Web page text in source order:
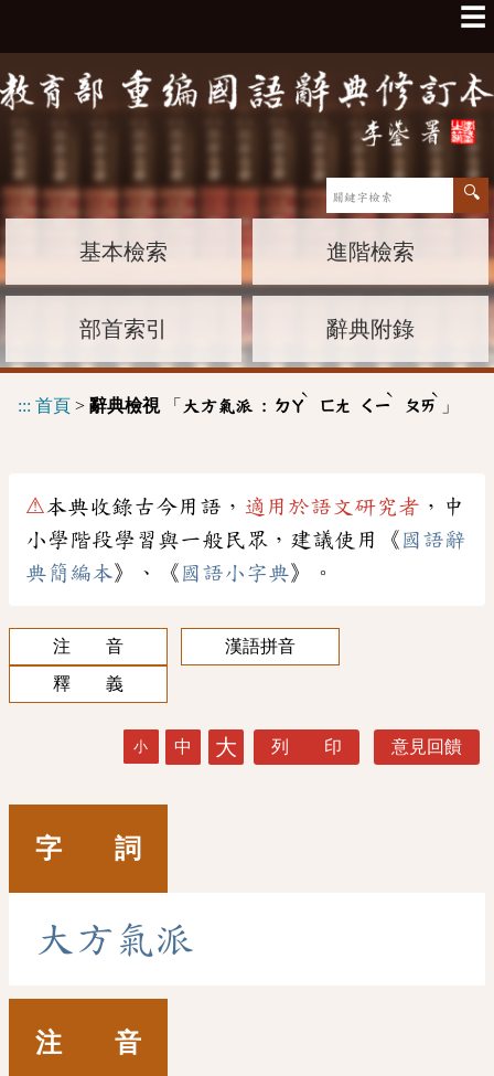
☰
基本檢索 進階檢索
部首索引 辭典附錄
::: 首頁 > 辭典檢視「 大方氣派 : ㄉㄚ
ˋ
ㄈㄤ ㄑㄧ
ˋ
ㄆㄞ
ˋ
」
⚠本典收錄古今用語， 適用於語文研究者 ，中
小學階段學習與一般民眾，建議使用《 國語辭
典簡編本》、《 國語小字典》。
注 音
漢語拼音
釋 義
小 中 大 列 印 意見回饋
字 詞
大 方 氣派
注 音